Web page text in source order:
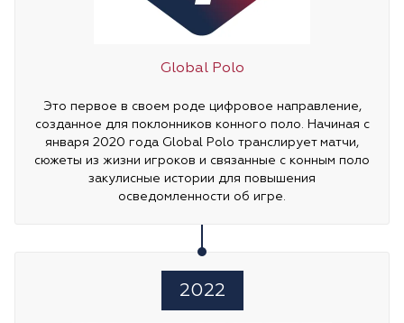
Global Polo
Это первое в своем роде цифровое направление,
созданное для поклонников конного поло. Начиная с
января 2020 года Global Polo транслирует матчи,
сюжеты из жизни игроков и связанные с конным поло
закулисные истории для повышения
осведомленности об игре.
2022